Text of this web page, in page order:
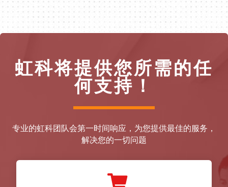
虹科将提供您所需的任
何支持！
专业的虹科团队会第一时间响应，为您提供最佳的服务，
解决您的一切问题